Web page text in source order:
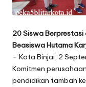
20 Siswa Berprestasi
Beasiswa Hutama
– Kota Binjai, 2
Komitmen
pendidikan tambah